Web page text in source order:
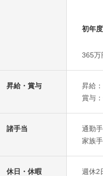
初年
365万
昇給・賞与
昇給
賞与
諸手当
通勤
家族
休日・休暇
週休2